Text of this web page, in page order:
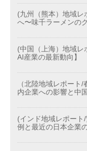
(九州（熊本）地域レ
へ〜味千ラーメンの
(中国（上海）地域レ
AI産業の最新動向】
（北陸地域レポート
内企業への影響と中
(インド地域レポー
例と最近の日本企業の